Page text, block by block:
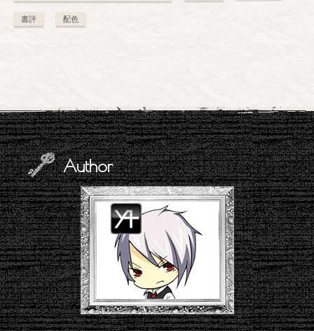
書評 配色
Author